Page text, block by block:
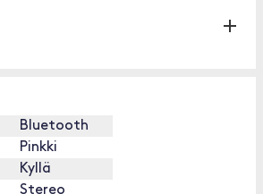
Bluetooth
Pinkki
Kyllä
Stereo